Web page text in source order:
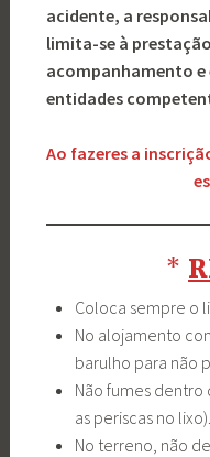
acidente, a
limita-se à
acompanhamento
entidades
Ao fazeres a
*
Coloca sempre o
No alojamento
barulho para não
Não fumes dentro
as periscas no lixo).
No terreno, não